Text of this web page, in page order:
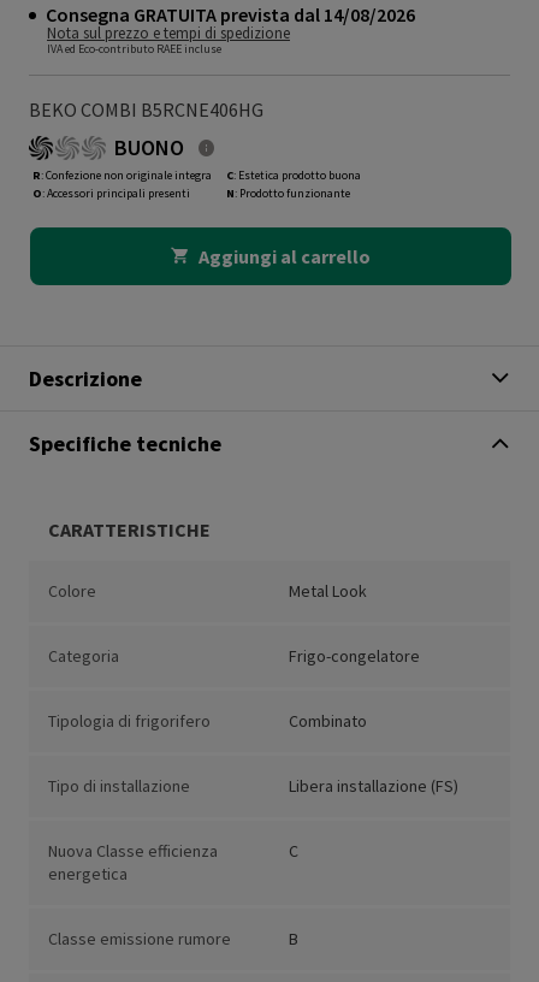
Consegna GRATUITA prevista dal 14/08/2026
Nota sul prezzo e tempi di spedizione
IVA ed Eco-contributo RAEE incluse
BEKO COMBI B5RCNE406HG
BUONO
R: Confezione non originale integra
O: Accessori principali presenti
C: Estetica prodotto buona
N: Prodotto funzionante
Aggiungi al carrello
Descrizione
Specifiche tecniche
CARATTERISTICHE
Colore Metal Look
Categoria Frigo-congelatore
Tipologia di frigorifero Combinato
Tipo di installazione Libera installazione (FS)
Nuova Classe efficienza
energetica
C
Classe emissione rumore B